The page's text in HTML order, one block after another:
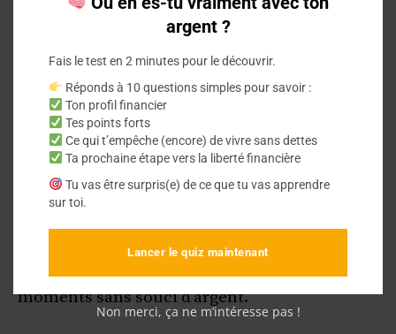
Optimiser vos dépenses
alimentaires pour les repas
de fête
Les fêtes de fin d’année sont pleines de repas
devez dépenser beaucoup. En planifiant vos
moments sans souci d’argent.
argent ?
Fais le test en 2 minutes pour le découvrir.
Réponds à 10 questions simples pour savoir :
Ton profil financier
Tes points forts
Ce qui t’empêche (encore) de vivre sans dettes
Ta prochaine étape vers la liberté financière
Tu vas être surpris(e) de ce que tu vas apprendre
sur toi.
Lancer le quiz maintenant
Non merci, ça ne m’intéresse pas !